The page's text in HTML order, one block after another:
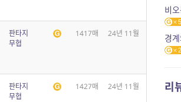
판타지
무협
1417매 24년 11월
판타지
무협
1427매 24년 11월
비
경
리